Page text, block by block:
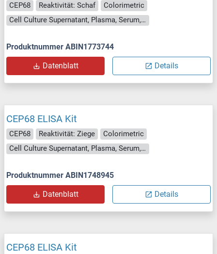
CEP68 Reaktivität: Schaf
Colorimetric
Cell Culture Supernatant, Plasma, Serum, Tissue Homogenate
Produktnummer ABIN1773744
Datenblatt Details
CEP68 ELISA Kit
CEP68 Reaktivität: Ziege
Colorimetric
Cell Culture Supernatant, Plasma, Serum, Tissue Homogenate
Produktnummer ABIN1748945
Datenblatt Details
CEP68 ELISA Kit